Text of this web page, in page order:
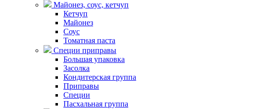
Майонез, соус, кетчуп
Кетчуп
Майонез
Соус
Томатная паста
Специи приправы
Большая упаковка
Засолка
Кондитерская группа
Приправы
Специи
Пасхальная группа